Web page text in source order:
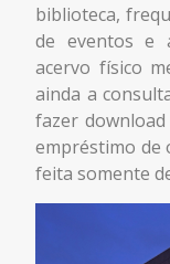
biblioteca,
de eventos e
acervo físico
ainda a
fazer
empréstimo de
feita somente